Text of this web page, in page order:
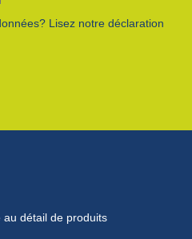
Lisez notre déclaration
au détail de produits